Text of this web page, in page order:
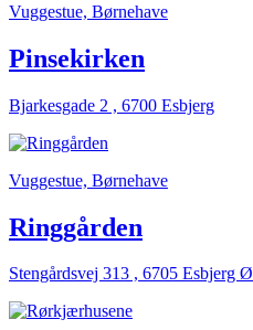
Vuggestue, Børnehave
Pinsekirken
Bjarkesgade 2 , 6700 Esbjerg
Vuggestue, Børnehave
Ringgården
Stengårdsvej 313 , 6705 Esbjerg Ø